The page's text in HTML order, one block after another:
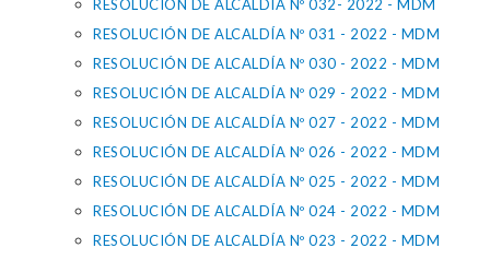
RESOLUCIÓN DE ALCALDÍA Nº 032- 2022 - MDM
RESOLUCIÓN DE ALCALDÍA Nº 031 - 2022 - MDM
RESOLUCIÓN DE ALCALDÍA Nº 030 - 2022 - MDM
RESOLUCIÓN DE ALCALDÍA Nº 029 - 2022 - MDM
RESOLUCIÓN DE ALCALDÍA Nº 027 - 2022 - MDM
RESOLUCIÓN DE ALCALDÍA Nº 026 - 2022 - MDM
RESOLUCIÓN DE ALCALDÍA Nº 025 - 2022 - MDM
RESOLUCIÓN DE ALCALDÍA Nº 024 - 2022 - MDM
RESOLUCIÓN DE ALCALDÍA Nº 023 - 2022 - MDM